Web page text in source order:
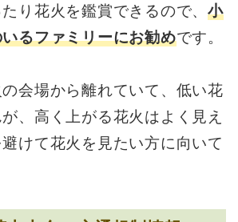
り花火を鑑賞できるので、小
るファミリーにお勧めです。
会場から離れていて、低い花
、高く上がる花火はよく見え
けて花火を見たい方に向いて